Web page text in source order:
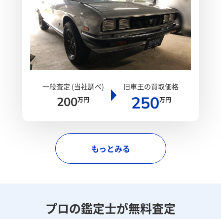
一般査定 (当社調べ)
200万円
旧車王の買取価格
250万円
もっとみる
プロの鑑定士が無料査定